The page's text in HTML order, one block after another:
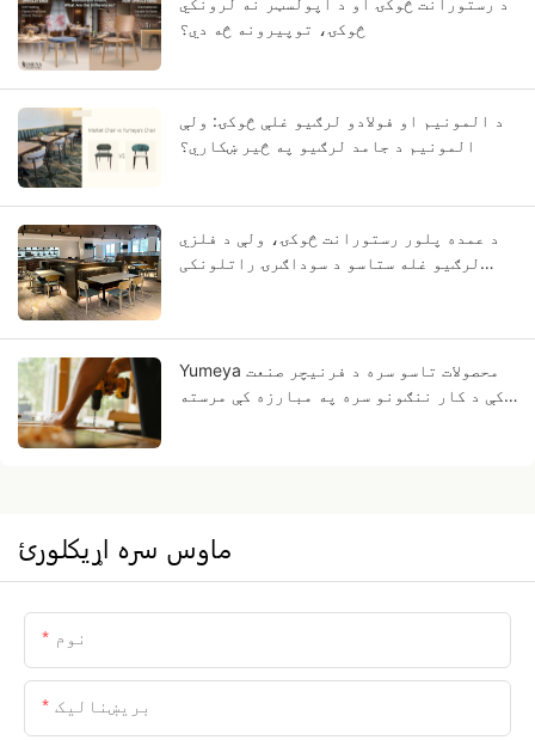
څوکۍ، توپیرونه څه دي؟
د المونیم او فولادو لرګیو غلې څوکۍ: ولې
المونیم د جامد لرګیو په څیر ښکاري؟
د عمده پلور رستورانت څوکۍ، ولې د فلزي
لرګیو غله ستاسو د سوداګرۍ راتلونکی
Yumeya محصولات تاسو سره د فرنیچر صنعت
کې د کار ننګونو سره په مبارزه کې مرسته
ماوس سره اړيکلورئ
نوم
بریښنالیک